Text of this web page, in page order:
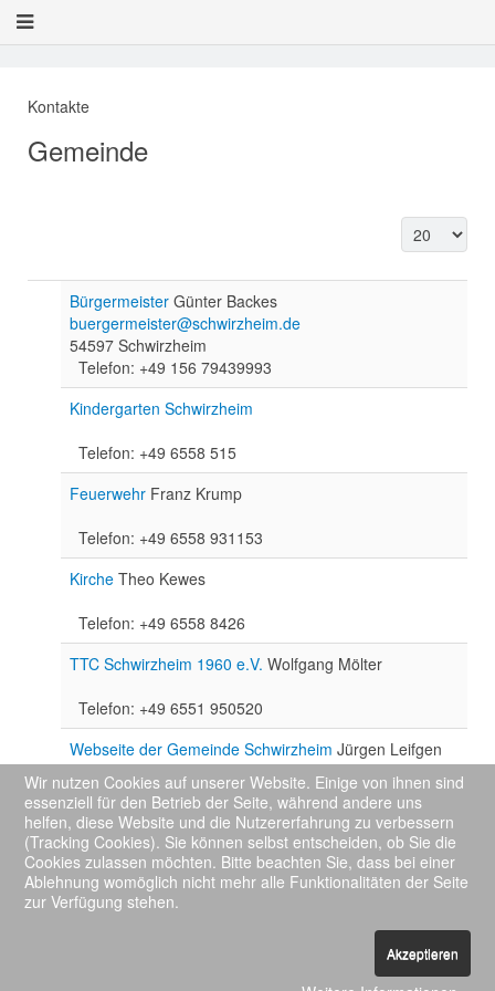
Kontakte
Gemeinde
Anzeige #
Bürgermeister Günter Backes
buergermeister@schwirzheim.de
54597 Schwirzheim
Telefon: +49 156 79439993
Kindergarten Schwirzheim
Telefon: +49 6558 515
Feuerwehr Franz Krump
Telefon: +49 6558 931153
Kirche Theo Kewes
Telefon: +49 6558 8426
TTC Schwirzheim 1960 e.V. Wolfgang Mölter
Telefon: +49 6551 950520
Webseite der Gemeinde Schwirzheim Jürgen Leifgen
info@schwirzheim.de
Telefon: +49 6558 900800
Impressum
Gemeinde Schwirzheim
Wir nutzen Cookies auf unserer Website. Einige von ihnen sind
essenziell für den Betrieb der Seite, während andere uns
helfen, diese Website und die Nutzererfahrung zu verbessern
(Tracking Cookies). Sie können selbst entscheiden, ob Sie die
Cookies zulassen möchten. Bitte beachten Sie, dass bei einer
Ablehnung womöglich nicht mehr alle Funktionalitäten der Seite
zur Verfügung stehen.
Akzeptieren